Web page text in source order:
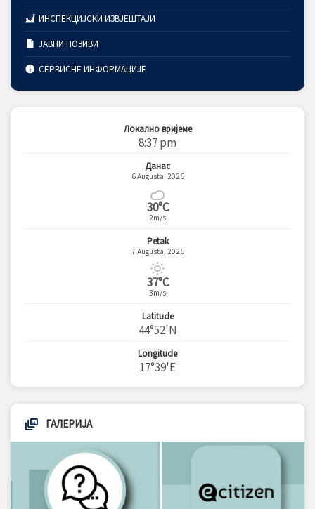
ИНСПЕКЦИЈСКИ ИЗВЈЕШТАЈИ
ЈАВНИ ПОЗИВИ
СЕРВИСНЕ ИНФОРМАЦИЈЕ
Локално вријеме
8:37 pm
Данас
6 Augusta, 2026
30°C
2m/s
Petak
7 Augusta, 2026
37°C
3m/s
Latitude
44°52'N
Longitude
17°39'E
ГАЛЕРИЈА